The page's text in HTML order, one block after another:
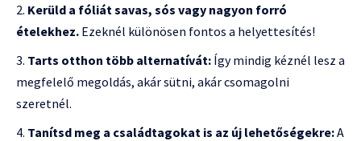
Kerüld a fóliát savas, sós vagy nagyon forró
ételekhez. Ezeknél különösen fontos a helyettesítés!
Tarts otthon több alternatívát: Így mindig kéznél lesz a
megfelelő megoldás, akár sütni, akár csomagolni
szeretnél.
Tanítsd meg a családtagokat is az új lehetőségekre:A